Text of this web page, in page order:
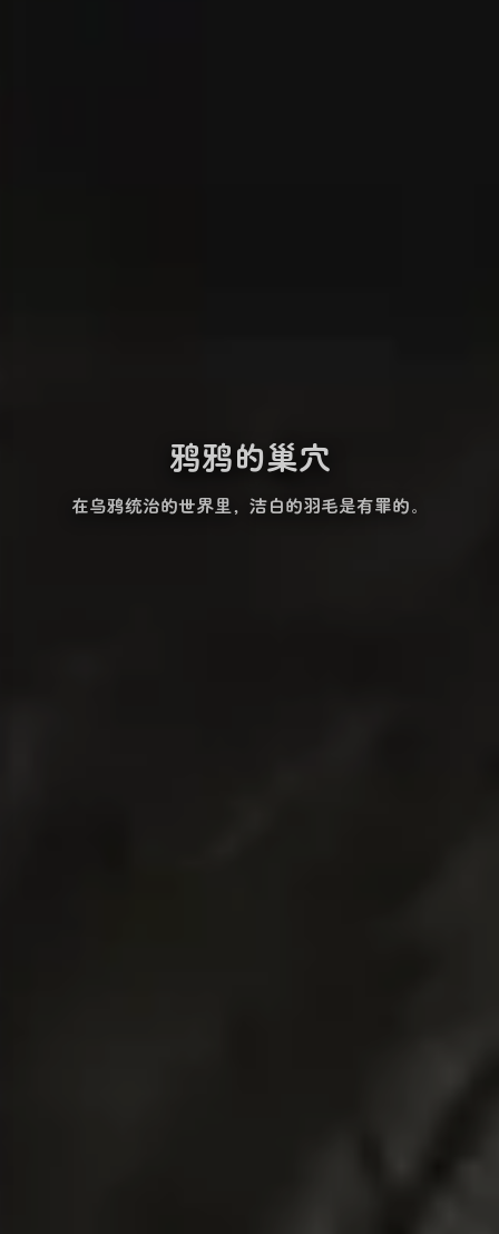
鸦鸦的巢穴
在乌鸦统治的世界里，洁白的羽毛是有罪的。